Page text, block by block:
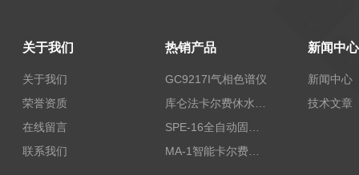
关于我们
关于我们
荣誉资质
在线留言
联系我们
热销产品
GC9217I气相色谱仪
MA-1智能卡尔费休水分测定仪
新闻中心
新闻中心
技术文章